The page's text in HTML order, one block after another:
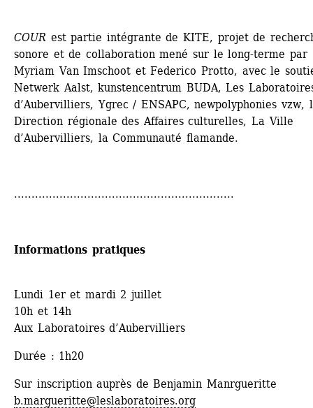
COUR est partie intégrante de KITE, projet de
sonore et de collaboration mené sur le long-terme par
Myriam Van Imschoot et Federico Protto, avec le
Netwerk Aalst, kunstencentrum BUDA, Les
d’Aubervilliers, Ygrec / ENSAPC, newpolyphonies vzw,
Direction régionale des Affaires culturelles, La Ville
d’Aubervilliers, la Communauté flamande.
...............................................................
Informations pratiques
Lundi 1er et mardi 2 juillet
10h et 14h
Aux Laboratoires d’Aubervilliers
Durée : 1h20
Sur inscription auprès de Benjamin Manrgueritte
b.margueritte@leslaboratoires.org